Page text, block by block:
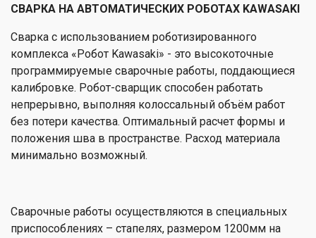
СВАРКА НА АВТОМАТИЧЕСКИХ РОБОТАХ KAWASAKI
Сварка с использованием роботизированного
комплекса «Робот Kawasaki» - это высокоточные
программируемые сварочные работы, поддающиеся
калибровке. Робот-сварщик способен работать
непрерывно, выполняя колоссальный объём работ
без потери качества. Оптимальный расчет формы и
положения шва в пространстве. Расход материала
минимально возможный.
Сварочные работы осуществляются в специальных
приспособлениях – стапелях, размером 1200мм на